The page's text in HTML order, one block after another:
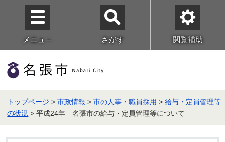
メニュ－ さがす 閲覧補助
トップページ >市政情報 >市の人事・職員採用 >給与・定員管理等
の状況 > 平成24年 名張市の給与・定員管理等について